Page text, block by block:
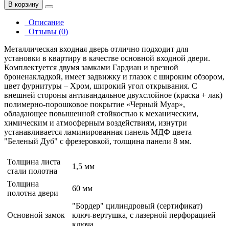
В корзину
Описание
Отзывы (0)
Металлическая входная дверь отлично подходит для
установки в квартиру в качестве основной входной двери.
Комплектуется двумя замками Гардиан и врезной
броненакладкой, имеет задвижку и глазок c широким обзором,
цвет фурнитуры – Хром, широкий угол открывания. С
внешней стороны антивандальное двухслойное (краска + лак)
полимерно-порошковое покрытие «Черный Муар»,
обладающее повышенной стойкостью к механическим,
химическим и атмосферным воздействиям, изнутри
устанавливается ламинированная панель МДФ цвета
"Беленый Дуб" с фрезеровкой, толщина панели 8 мм.
Толщина листа
стали полотна
1,5 мм
Толщина
полотна двери
60 мм
Основной замок
"Бордер" цилиндровый (сертификат)
ключ-вертушка, с лазерной перфорацией